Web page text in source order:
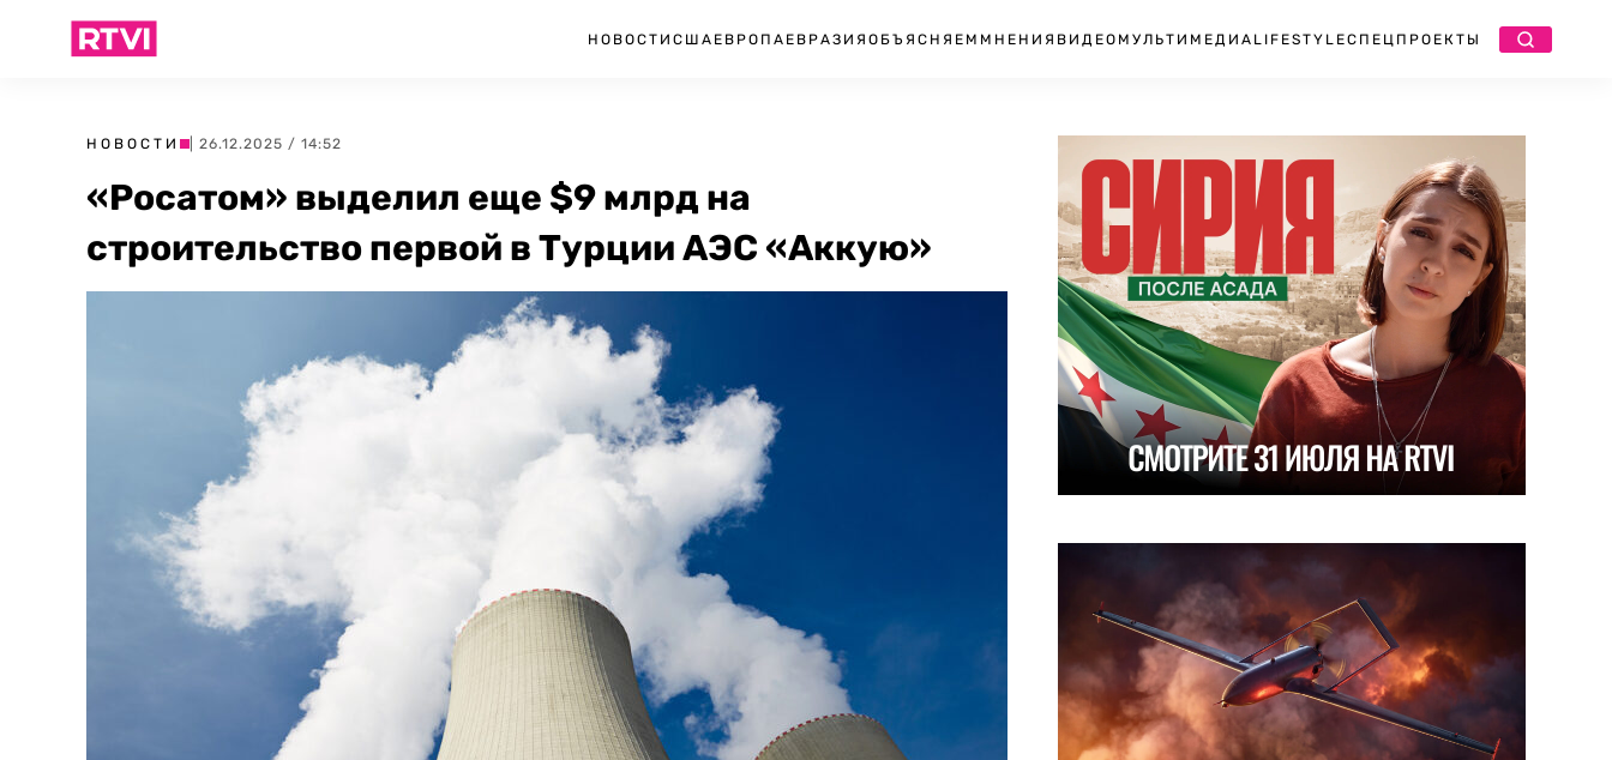
НОВОСТИ США ЕВРОПА ЕВРАЗИЯ ОБЪЯСНЯЕМ МНЕНИЯ ВИДЕО МУЛЬТИМЕДИА LIFESTYLEСПЕЦПРОЕКТЫ
НОВОСТИ | 26.12.2025 / 14:52
«Росатом» выделил еще $9 млрд на
строительство первой в Турции АЭС «Аккую»